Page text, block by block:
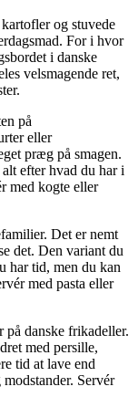
og stuvede
For i hvor
i danske
velsmagende ret,
på
eller
præg på smagen.
efter hvad du har i
med kogte eller
Det er nemt
det. Den variant du
har tid, men du kan
med pasta eller
på danske frikadeller.
med persille,
tid at lave end
Servér